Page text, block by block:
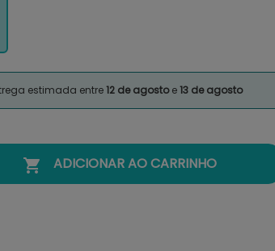
estimada entre12 de agostoe13 de agosto
 ADICIONAR AO CARRINHO